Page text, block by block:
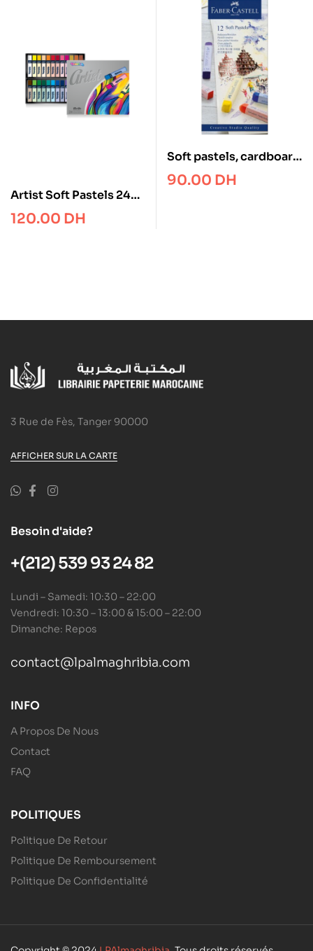
Artist Soft Pastels 24
colours – Colorino
120.00 DH
Soft pastels, cardboard
wallet of 12
90.00 DH
3 Rue de Fès, Tanger 90000
AFFICHER SUR LA CARTE
Besoin d'aide?
+(212) 539 93 24 82
Lundi – Samedi: 10:30 – 22:00
Vendredi: 10:30 – 13:00 & 15:00 – 22:00
Dimanche: Repos
contact@lpalmaghribia.com
INFO
A Propos De Nous
Contact
FAQ
POLITIQUES
Politique De Retour
Politique De Remboursement
Politique De Confidentialité